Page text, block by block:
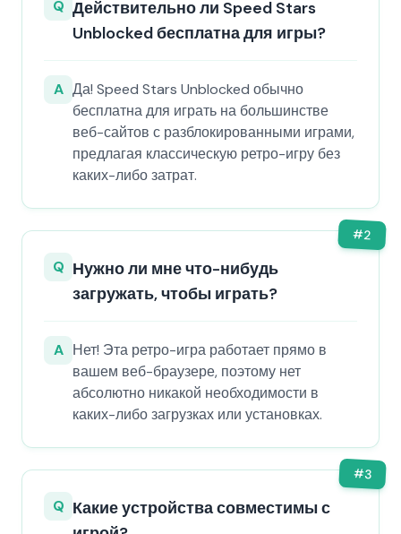
Q Действительно ли Speed Stars
Unblocked бесплатна для игры?
A Да! Speed Stars Unblocked обычно
бесплатна для играть на большинстве
веб-сайтов с разблокированными играми,
предлагая классическую ретро-игру без
каких-либо затрат.
#2
Q Нужно ли мне что-нибудь
загружать, чтобы играть?
A Нет! Эта ретро-игра работает прямо в
вашем веб-браузере, поэтому нет
абсолютно никакой необходимости в
каких-либо загрузках или установках.
#3
Q Какие устройства совместимы с